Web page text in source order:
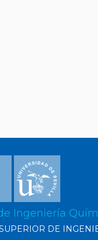
Ingeniería
DE